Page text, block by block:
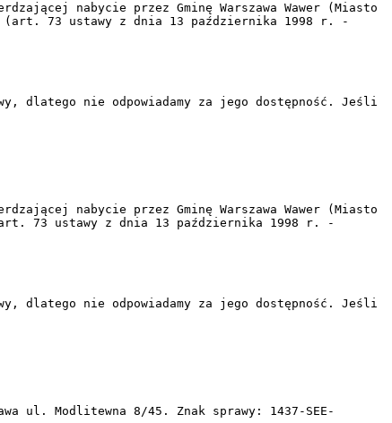
nabycie przez Gminę Warszawa Wawer (Miasto
(art. 73 ustawy z dnia 13 października 1998 r. -
dlatego nie odpowiadamy za jego dostępność. Jeśli
nabycie przez Gminę Warszawa Wawer (Miasto
73 ustawy z dnia 13 października 1998 r. -
dlatego nie odpowiadamy za jego dostępność. Jeśli
ul. Modlitewna 8/45. Znak sprawy: 1437-SEE-